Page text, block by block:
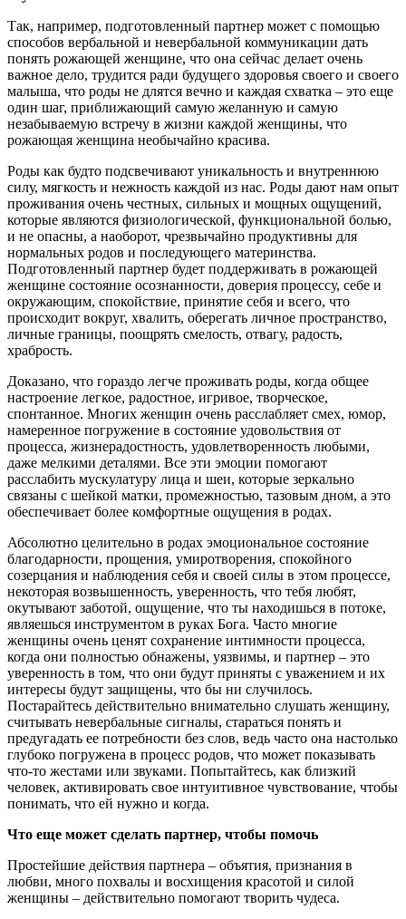
Так, например, подготовленный партнер может с помощью
способов вербальной и невербальной коммуникации дать
понять рожающей женщине, что она сейчас делает очень
важное дело, трудится ради будущего здоровья своего и своего
малыша, что роды не длятся вечно и каждая схватка – это еще
один шаг, приближающий самую желанную и самую
незабываемую встречу в жизни каждой женщины, что
рожающая женщина необычайно красива.
Роды как будто подсвечивают уникальность и внутреннюю
силу, мягкость и нежность каждой из нас. Роды дают нам опыт
проживания очень честных, сильных и мощных ощущений,
которые являются физиологической, функциональной болью,
и не опасны, а наоборот, чрезвычайно продуктивны для
нормальных родов и последующего материнства.
Подготовленный партнер будет поддерживать в рожающей
женщине состояние осознанности, доверия процессу, себе и
окружающим, спокойствие, принятие себя и всего, что
происходит вокруг, хвалить, оберегать личное пространство,
личные границы, поощрять смелость, отвагу, радость,
храбрость.
Доказано, что гораздо легче проживать роды, когда общее
настроение легкое, радостное, игривое, творческое,
спонтанное. Многих женщин очень расслабляет смех, юмор,
намеренное погружение в состояние удовольствия от
процесса, жизнерадостность, удовлетворенность любыми,
даже мелкими деталями. Все эти эмоции помогают
расслабить мускулатуру лица и шеи, которые зеркально
связаны с шейкой матки, промежностью, тазовым дном, а это
обеспечивает более комфортные ощущения в родах.
Абсолютно целительно в родах эмоциональное состояние
благодарности, прощения, умиротворения, спокойного
созерцания и наблюдения себя и своей силы в этом процессе,
некоторая возвышенность, уверенность, что тебя любят,
окутывают заботой, ощущение, что ты находишься в потоке,
являешься инструментом в руках Бога. Часто многие
женщины очень ценят сохранение интимности процесса,
когда они полностью обнажены, уязвимы, и партнер – это
уверенность в том, что они будут приняты с уважением и их
интересы будут защищены, что бы ни случилось.
Постарайтесь действительно внимательно слушать женщину,
считывать невербальные сигналы, стараться понять и
предугадать ее потребности без слов, ведь часто она настолько
глубоко погружена в процесс родов, что может показывать
что-то жестами или звуками. Попытайтесь, как близкий
человек, активировать свое интуитивное чувствование, чтобы
понимать, что ей нужно и когда.
Что еще может сделать партнер, чтобы помочь
Простейшие действия партнера – объятия, признания в
любви, много похвалы и восхищения красотой и силой
женщины – действительно помогают творить чудеса.